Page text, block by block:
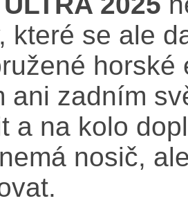
které se ale
ani zadním
a na kolo
nosič,